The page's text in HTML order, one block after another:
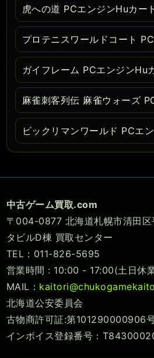
虎への道 PCエンジンHuカー
プロテニスワールドコート
ガイフレーム PCエンジンHu
麻雀刺客列伝 麻雀ウォーズ
ビックリマンワールド PCエ
中古ゲーム買取.com
〒004-0877 北海道札幌市清田
タビルD棟 買取センター
TEL：011-826-5695
営業時間 : 10:00 - 17:00(土日休業
MAIL：
北海道公安委員会
古物商許可証:第101290000906
インボイス登録番号：